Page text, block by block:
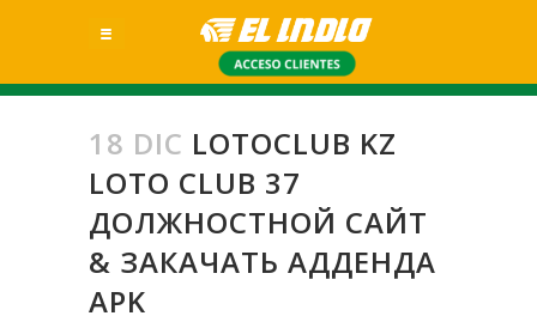
18 DIC LOTOCLUB KZ
LOTO CLUB 37
ДОЛЖНОСТНОЙ САЙТ
& ЗАКАЧАТЬ АДДЕНДА
APK